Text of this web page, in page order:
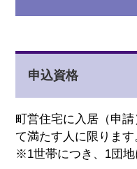
申込資格
町営住宅に入居（申
て満たす人に限ります
※1世帯につき、1団地